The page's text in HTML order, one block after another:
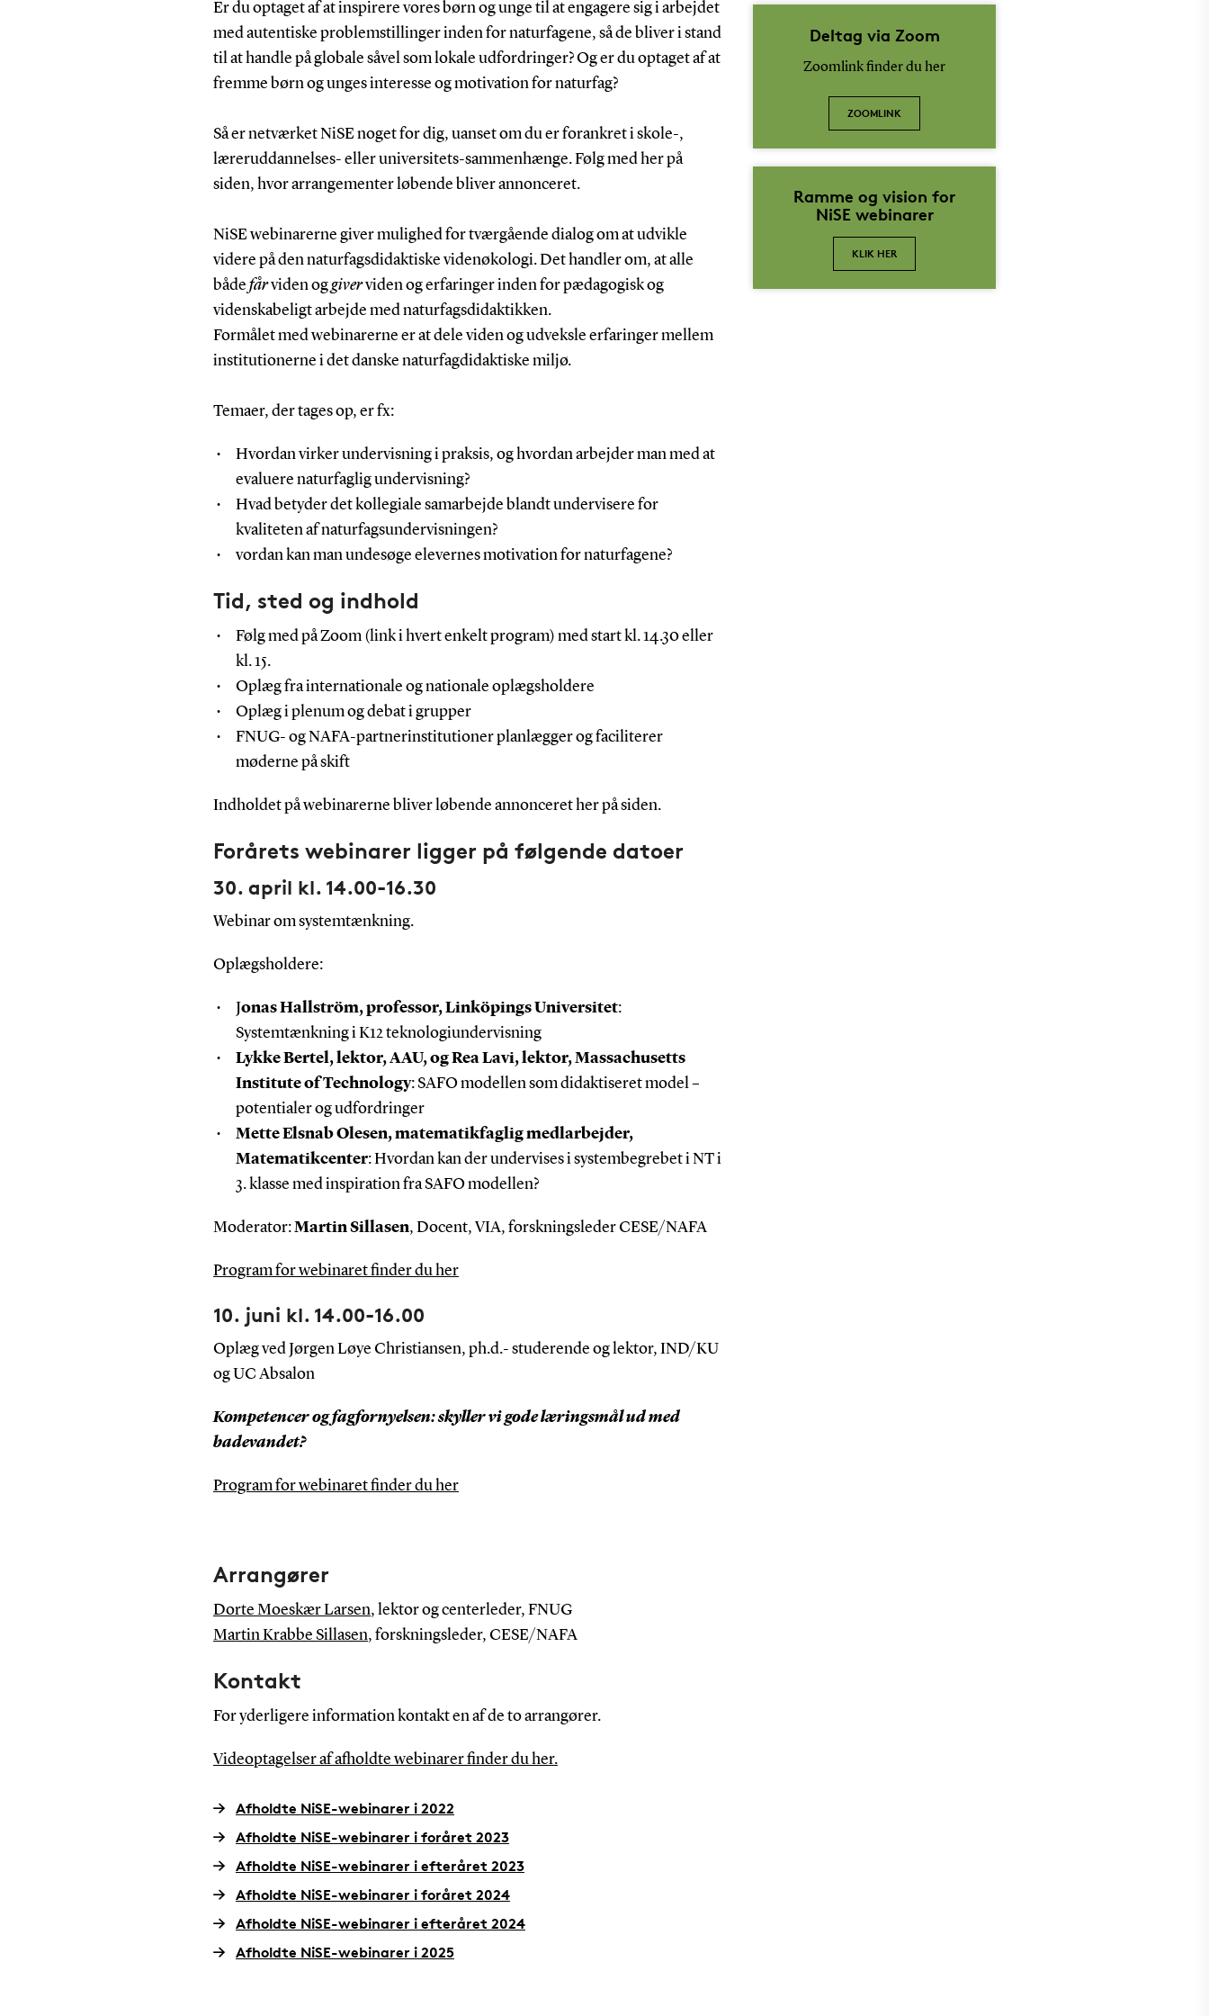
Er du optaget af at inspirere vores børn og unge til at engagere sig i arbejdet
med autentiske problemstillinger inden for naturfagene, så de bliver i stand
til at handle på globale såvel som lokale udfordringer? Og er du optaget af at
fremme børn og unges interesse og motivation for naturfag?
Så er netværket NiSE noget for dig, uanset om du er forankret i skole-,
læreruddannelses- eller universitets-sammenhænge. Følg med her på
siden, hvor arrangementer løbende bliver annonceret.
NiSE webinarerne giver mulighed for tværgående dialog om at udvikle
videre på den naturfagsdidaktiske videnøkologi. Det handler om, at alle
både fårviden oggiverviden og erfaringer inden for pædagogisk og
videnskabeligt arbejde med naturfagsdidaktikken.
Formålet med webinarerne er at dele viden og udveksle erfaringer mellem
institutionerne i det danske naturfagdidaktiske miljø.
Temaer, der tages op, er fx:
Hvordan virker undervisning i praksis, og hvordan arbejder man med at
evaluere naturfaglig undervisning?
Hvad betyder det kollegiale samarbejde blandt undervisere for
kvaliteten af naturfagsundervisningen?
vordan kan man undesøge elevernes motivation for naturfagene?
Tid, sted og indhold
Følg med på Zoom (link i hvert enkelt program) med start kl. 14.30 eller
kl. 15.
Oplæg fra internationale og nationale oplægsholdere
Oplæg i plenum og debat i grupper
FNUG- og NAFA-partnerinstitutioner planlægger og faciliterer
møderne på skift
Indholdet på webinarerne bliver løbende annonceret her på siden.
Forårets webinarer ligger på følgende datoer
30. april kl. 14.00-16.30
Webinar om systemtænkning.
Oplægsholdere:
Jonas Hallström, professor, Linköpings Universitet:
Systemtænkning i K12 teknologiundervisning
Lykke Bertel, lektor, AAU, og Rea Lavi, lektor, Massachusetts
Institute of Technology: SAFO modellen som didaktiseret model –
potentialer og udfordringer
Mette Elsnab Olesen, matematikfaglig medlarbejder,
Matematikcenter: Hvordan kan der undervises i systembegrebet i NT i
3. klasse med inspiration fra SAFO modellen?
Moderator:Martin Sillasen, Docent, VIA, forskningsleder CESE/NAFA
Program for webinaret finder du her
10. juni kl. 14.00-16.00
Oplæg ved Jørgen Løye Christiansen, ph.d.- studerende og lektor, IND/KU
og UC Absalon
Kompetencer og fagfornyelsen: skyller vi gode læringsmål ud med
badevandet?
Program for webinaret finder du her
Arrangører
Dorte Moeskær Larsen, lektor og centerleder, FNUG
Martin Krabbe Sillasen, forskningsleder, CESE/NAFA
Kontakt
For yderligere information kontakt en af de to arrangører.
Videoptagelser af afholdte webinarer finder du her.
Afholdte NiSE-webinarer i 2022
Afholdte NiSE-webinarer i foråret 2023
Afholdte NiSE-webinarer i efteråret 2023
Afholdte NiSE-webinarer i foråret 2024
Afholdte NiSE-webinarer i efteråret 2024
Afholdte NiSE-webinarer i 2025
Deltag via Zoom
Zoomlink finder du her
ZOOMLINK
Ramme og vision for
NiSE webinarer
KLIK HER